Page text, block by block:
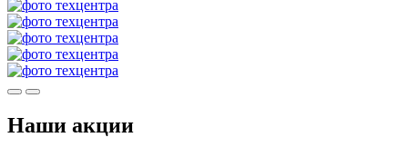
Наши акции